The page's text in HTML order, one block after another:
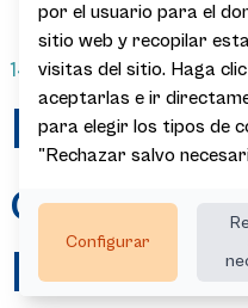
14.09.2023
Euskadi
oferta
Munich
por el usuario para el
sitio web y recopilar
visitas del sitio. Haga
aceptarlas e ir
para elegir los tipos de
"Rechazar salvo
Configurar